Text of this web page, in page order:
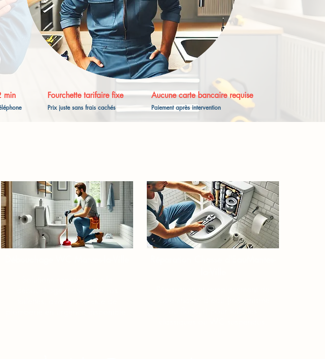
min Fourchette tarifaire fixe
Prix juste sans frais cachés
Aucune carte bancaire requise
Paiement après intervention